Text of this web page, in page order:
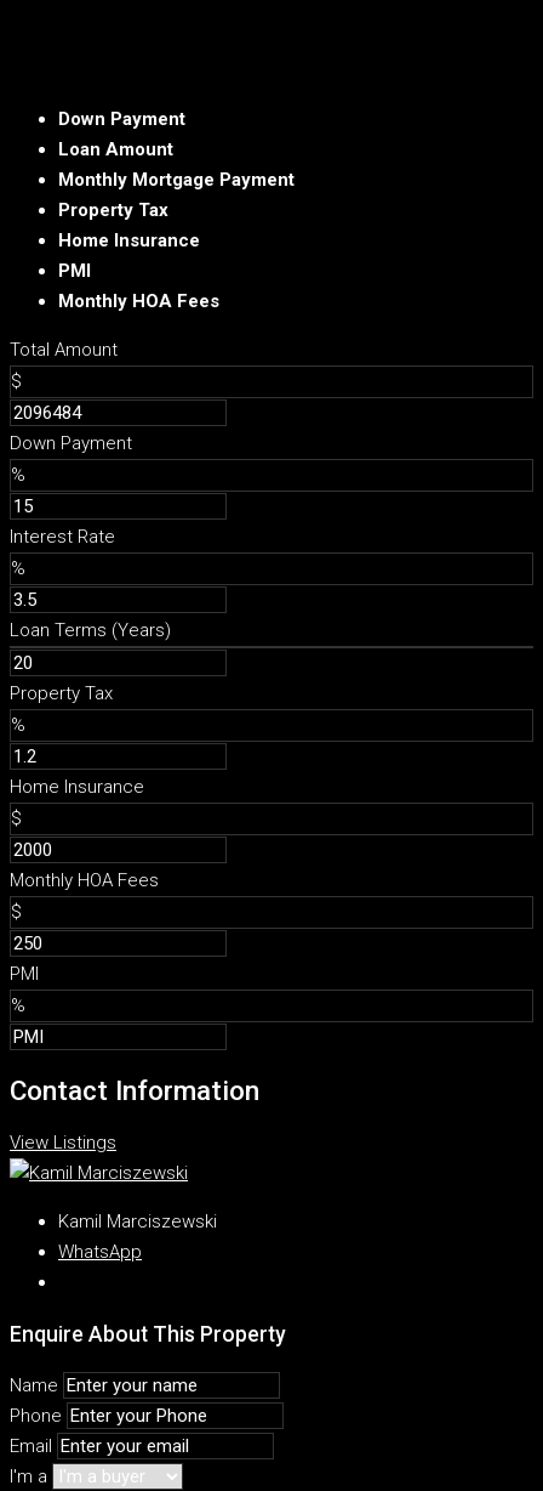
Down Payment
Loan Amount
Monthly Mortgage Payment
Property Tax
Home Insurance
PMI
Monthly HOA Fees
Total Amount
$
Down Payment
%
Interest Rate
%
Loan Terms (Years)
Property Tax
%
Home Insurance
$
Monthly HOA Fees
$
PMI
%
Contact Information
View Listings
Kamil Marciszewski
WhatsApp
Enquire About This Property
Name
Phone
Email
I'm a